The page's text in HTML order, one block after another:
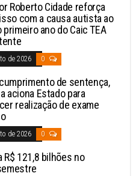
Roberto Cidade reforça
com a causa autista ao
ano do Caic TEA
de 2026 0
de sentença,
aciona Estado para
realização de exame
de 2026 0
R$ 121,8 bilhões no